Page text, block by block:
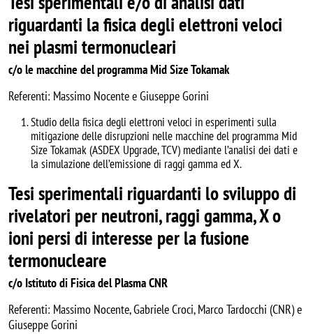
riguardanti la fisica degli elettroni veloci
nei plasmi termonucleari
c/o le macchine del programma Mid Size Tokamak
Referenti: Massimo Nocente e Giuseppe Gorini
Studio della fisica degli elettroni veloci in esperimenti sulla
mitigazione delle disrupzioni nelle macchine del programma Mid
Size Tokamak (ASDEX Upgrade, TCV) mediante l’analisi dei dati e
la simulazione dell’emissione di raggi gamma ed X.
Tesi sperimentali riguardanti lo sviluppo di
rivelatori per neutroni, raggi gamma, X o
ioni persi di interesse per la fusione
termonucleare
c/o Istituto di Fisica del Plasma CNR
Referenti: Massimo Nocente, Gabriele Croci, Marco Tardocchi (CNR) e
Giuseppe Gorini